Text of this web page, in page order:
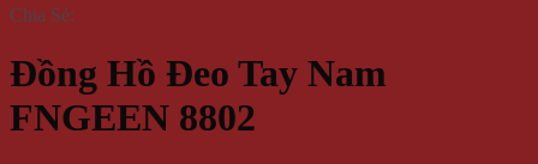
Chia Sẻ:
Đồng Hồ Đeo Tay Nam
FNGEEN 8802